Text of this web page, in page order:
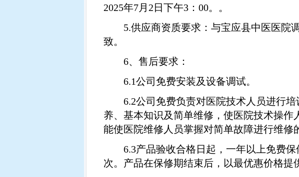
2025年7月 2 日下午3 ： 00。。
5.供应商资质要求：与宝应县中医医院
致。
6、售后要求：
6.1公司免费安装及设备调试。
6.2公司免费负责对医院技术人员进行
养、基本知识及简单维修，使医院技术操
能使医院维修人员掌握对简单故障进行维修
6.3产品验收合格日起，一年以上免费
次。产品在保修期结束后，以最优惠价格提